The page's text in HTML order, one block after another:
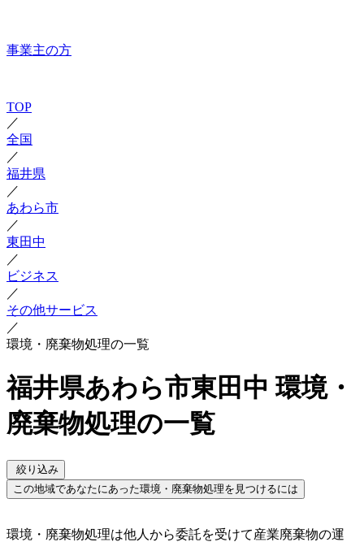
事業主の方
TOP
／
全国
／
福井県
／
あわら市
／
東田中
／
ビジネス
／
その他サービス
／
環境・廃棄物処理の一覧
福井県あわら市東田中 環境・
廃棄物処理の一覧
絞り込み
この地域であなたにあった環境・廃棄物処理を見つけるには
環境・廃棄物処理は他人から委託を受けて産業廃棄物の運